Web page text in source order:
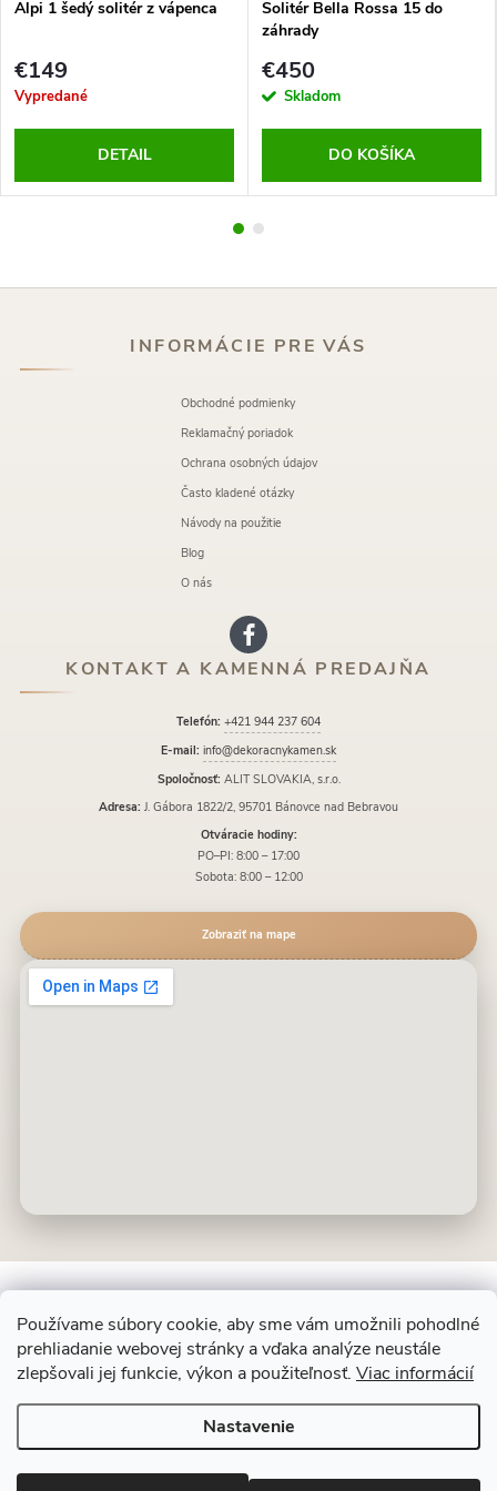
Používame súbory cookie, aby sme vám umožnili pohodlné
prehliadanie webovej stránky a vďaka analýze neustále
zlepšovali jej funkcie, výkon a použiteľnosť. Viac informácií
Nastavenie
Alpi 1 šedý solitér z vápenca
€149
Vypredané
DETAIL
Solitér Bella Rossa 15 do
záhrady
€450
Skladom
DO KOŠÍKA
INFORMÁCIE PRE VÁS
Obchodné podmienky
Reklamačný poriadok
Ochrana osobných údajov
Často kladené otázky
Návody na použitie
Blog
O nás
KONTAKT A KAMENNÁ PREDAJŇA
Telefón: +421 944 237 604
E-mail: info@dekoracnykamen.sk
Spoločnosť: ALIT SLOVAKIA, s.r.o.
Adresa: J. Gábora 1822/2, 95701 Bánovce nad Bebravou
Otváracie hodiny:
PO–PI: 8:00 – 17:00
Sobota: 8:00 – 12:00
Zobraziť na mape
ALIT SLOVAKIA
Copyright 2026Dekoračný kameň. Všetky práva vyhradené.Upraviť
nastavenie cookies